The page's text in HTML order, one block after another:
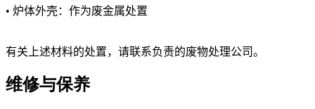
• 炉体外壳：作为废金属处置
有关上述材料的处置，请联系负责的废物处理公司。
维修与保养